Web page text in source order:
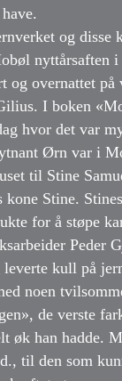
og
nyttårsaften
overnattet på
I boken
hvor det var
Ørn var i
til Stine
kone Stine.
for å støpe
Peder
kull på
noen
de verste
øk han hadde.
til den som